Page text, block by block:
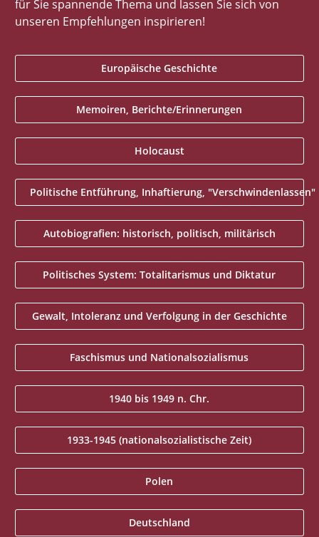
für Sie spannende Thema und lassen Sie sich von
unseren Empfehlungen inspirieren!
Europäische Geschichte
Memoiren, Berichte/Erinnerungen
Holocaust
Politische Entführung, Inhaftierung,
Autobiografien: historisch, politisch, militärisch
Politisches System: Totalitarismus und Diktatur
Gewalt, Intoleranz und Verfolgung in der Geschichte
Faschismus und Nationalsozialismus
1940 bis 1949 n. Chr.
1933-1945 (nationalsozialistische Zeit)
Polen
Deutschland